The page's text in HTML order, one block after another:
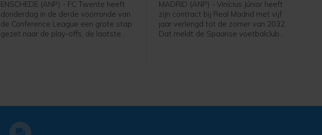
ENSCHEDE (ANP) - FC Twente heeft
donderdag in de derde voorronde van
de Conference League een grote stap
gezet naar de play-offs, de laatste
MADRID (ANP) - Vinícius Júnior heeft
zijn contract bij Real Madrid met vijf
jaar verlengd tot de zomer van 2032.
Dat meldt de Spaanse voetbalclub